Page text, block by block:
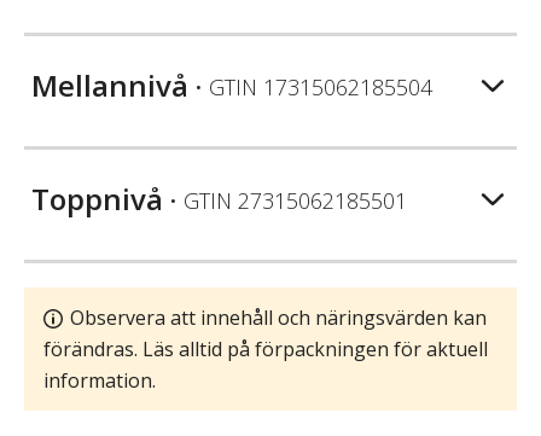
Mellannivå • GTIN 17315062185504
Toppnivå • GTIN 27315062185501
Observera att innehåll och näringsvärden kan
förändras. Läs alltid på förpackningen för aktuell
information.